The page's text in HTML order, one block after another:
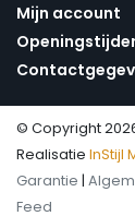
Mijn account
© Copyright
Realisatie InStijl
Garantie |
Feed